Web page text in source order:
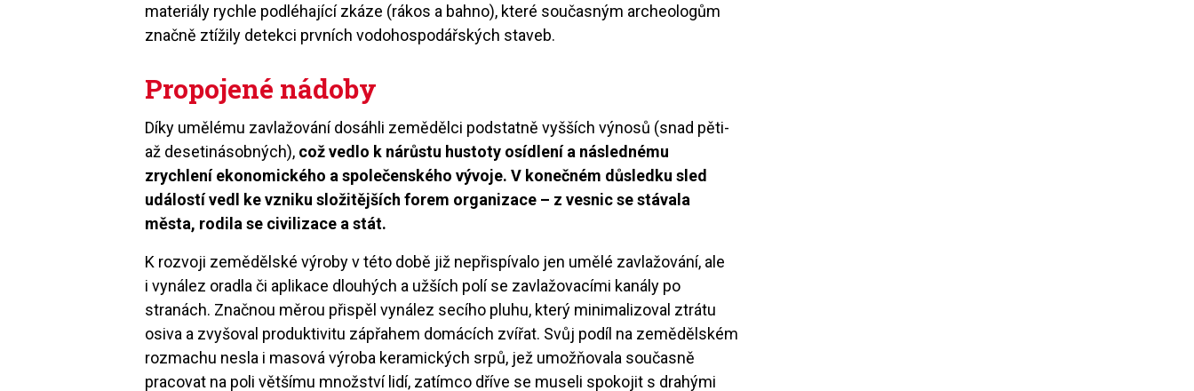
materiály rychle podléhající zkáze (rákos a bahno), které současným archeologům
značně ztížily detekci prvních vodohospodářských staveb.
Propojené nádoby
Díky umělému zavlažování dosáhli zemědělci podstatně vyšších výnosů (snad pěti-
až desetinásobných), což vedlo k nárůstu hustoty osídlení a následnému
zrychlení ekonomického a společenského vývoje. V konečném důsledku sled
událostí vedl ke vzniku složitějších forem organizace – z vesnic se stávala
města, rodila se civilizace a stát.
K rozvoji zemědělské výroby v této době již nepřispívalo jen umělé zavlažování, ale
i vynález oradla či aplikace dlouhých a užších polí se zavlažovacími kanály po
stranách. Značnou měrou přispěl vynález secího pluhu, který minimalizoval ztrátu
osiva a zvyšoval produktivitu zápřahem domácích zvířat. Svůj podíl na zemědělském
rozmachu nesla i masová výroba keramických srpů, jež umožňovala současně
pracovat na poli většímu množství lidí, zatímco dříve se museli spokojit s drahými